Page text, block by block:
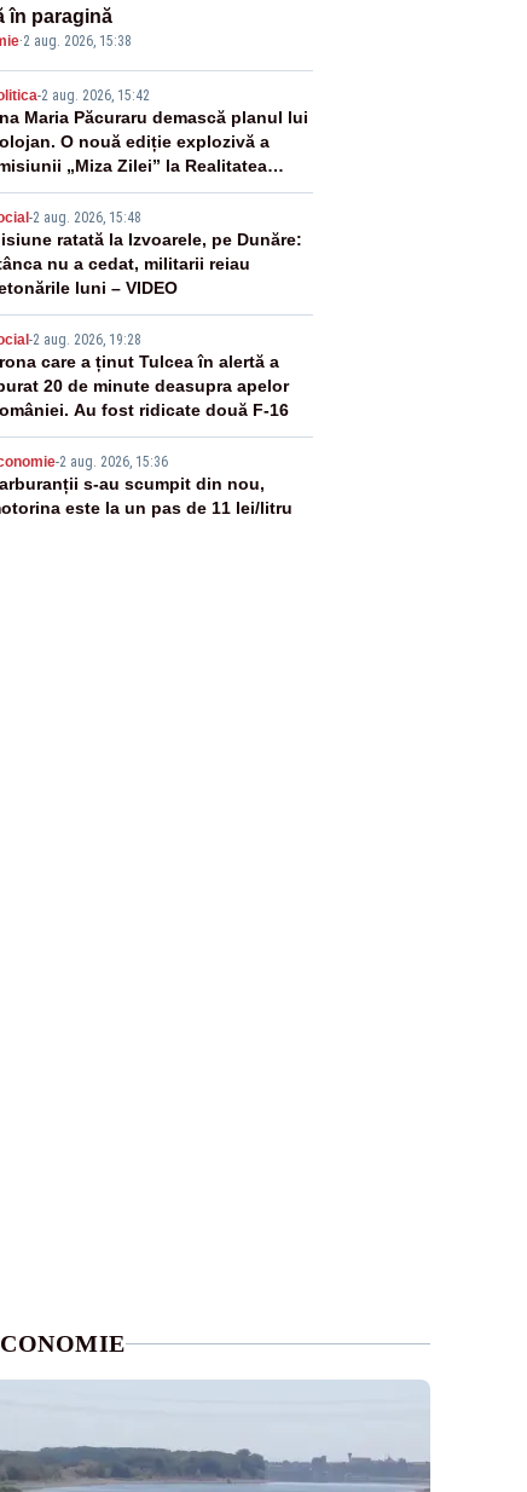
în paragină
·2 aug. 2026, 15:38
-2 aug. 2026, 15:42
Maria Păcuraru demască planul lui
O nouă ediție explozivă a
„Miza Zilei” la Realitatea
-2 aug. 2026, 15:48
ratată la Izvoarele, pe Dunăre:
nu a cedat, militarii reiau
luni – VIDEO
-2 aug. 2026, 19:28
care a ținut Tulcea în alertă a
20 de minute deasupra apelor
Au fost ridicate două F-16
-2 aug. 2026, 15:36
s-au scumpit din nou,
este la un pas de 11 lei/litru